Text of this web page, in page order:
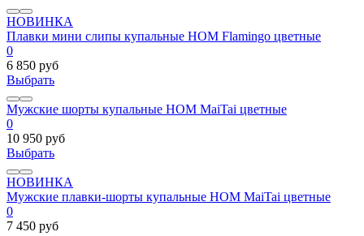
НОВИНКА
Плавки мини слипы купальные HOM Flamingo цветные
0
6 850 руб
Выбрать
Мужские шорты купальные HOM MaiTai цветные
0
10 950 руб
Выбрать
НОВИНКА
Мужские плавки-шорты купальные HOM MaiTai цветные
0
7 450 руб